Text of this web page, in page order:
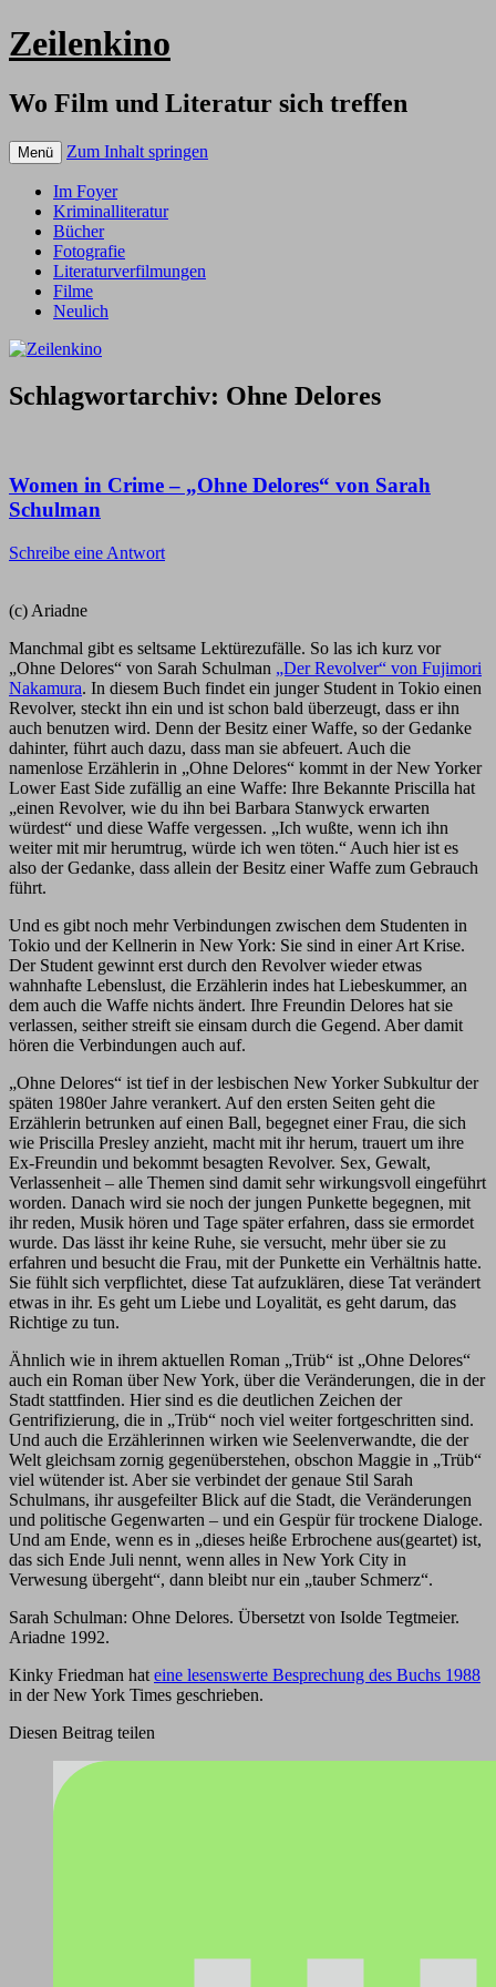
Zeilenkino
Wo Film und Literatur sich treffen
Menü Zum Inhalt springen
Im Foyer
Kriminalliteratur
Bücher
Fotografie
Literaturverfilmungen
Filme
Neulich
Schlagwortarchiv: Ohne Delores
Women in Crime – „Ohne Delores“ von Sarah
Schulman
Schreibe eine Antwort
(c) Ariadne
Manchmal gibt es seltsame Lektürezufälle. So las ich kurz vor
„Ohne Delores“ von Sarah Schulman „Der Revolver“ von Fujimori
Nakamura. In diesem Buch findet ein junger Student in Tokio einen
Revolver, steckt ihn ein und ist schon bald überzeugt, dass er ihn
auch benutzen wird. Denn der Besitz einer Waffe, so der Gedanke
dahinter, führt auch dazu, dass man sie abfeuert. Auch die
namenlose Erzählerin in „Ohne Delores“ kommt in der New Yorker
Lower East Side zufällig an eine Waffe: Ihre Bekannte Priscilla hat
„einen Revolver, wie du ihn bei Barbara Stanwyck erwarten
würdest“ und diese Waffe vergessen. „Ich wußte, wenn ich ihn
weiter mit mir herumtrug, würde ich wen töten.“ Auch hier ist es
also der Gedanke, dass allein der Besitz einer Waffe zum Gebrauch
führt.
Und es gibt noch mehr Verbindungen zwischen dem Studenten in
Tokio und der Kellnerin in New York: Sie sind in einer Art Krise.
Der Student gewinnt erst durch den Revolver wieder etwas
wahnhafte Lebenslust, die Erzählerin indes hat Liebeskummer, an
dem auch die Waffe nichts ändert. Ihre Freundin Delores hat sie
verlassen, seither streift sie einsam durch die Gegend. Aber damit
hören die Verbindungen auch auf.
„Ohne Delores“ ist tief in der lesbischen New Yorker Subkultur der
späten 1980er Jahre verankert. Auf den ersten Seiten geht die
Erzählerin betrunken auf einen Ball, begegnet einer Frau, die sich
wie Priscilla Presley anzieht, macht mit ihr herum, trauert um ihre
Ex-Freundin und bekommt besagten Revolver. Sex, Gewalt,
Verlassenheit – alle Themen sind damit sehr wirkungsvoll eingeführt
worden. Danach wird sie noch der jungen Punkette begegnen, mit
ihr reden, Musik hören und Tage später erfahren, dass sie ermordet
wurde. Das lässt ihr keine Ruhe, sie versucht, mehr über sie zu
erfahren und besucht die Frau, mit der Punkette ein Verhältnis hatte.
Sie fühlt sich verpflichtet, diese Tat aufzuklären, diese Tat verändert
etwas in ihr. Es geht um Liebe und Loyalität, es geht darum, das
Richtige zu tun.
Ähnlich wie in ihrem aktuellen Roman „Trüb“ ist „Ohne Delores“
auch ein Roman über New York, über die Veränderungen, die in der
Stadt stattfinden. Hier sind es die deutlichen Zeichen der
Gentrifizierung, die in „Trüb“ noch viel weiter fortgeschritten sind.
Und auch die Erzählerinnen wirken wie Seelenverwandte, die der
Welt gleichsam zornig gegenüberstehen, obschon Maggie in „Trüb“
viel wütender ist. Aber sie verbindet der genaue Stil Sarah
Schulmans, ihr ausgefeilter Blick auf die Stadt, die Veränderungen
und politische Gegenwarten – und ein Gespür für trockene Dialoge.
Und am Ende, wenn es in „dieses heiße Erbrochene aus(geartet) ist,
das sich Ende Juli nennt, wenn alles in New York City in
Verwesung übergeht“, dann bleibt nur ein „tauber Schmerz“.
Sarah Schulman: Ohne Delores. Übersetzt von Isolde Tegtmeier.
Ariadne 1992.
Kinky Friedman hat eine lesenswerte Besprechung des Buchs 1988
in der New York Times geschrieben.
Diesen Beitrag teilen